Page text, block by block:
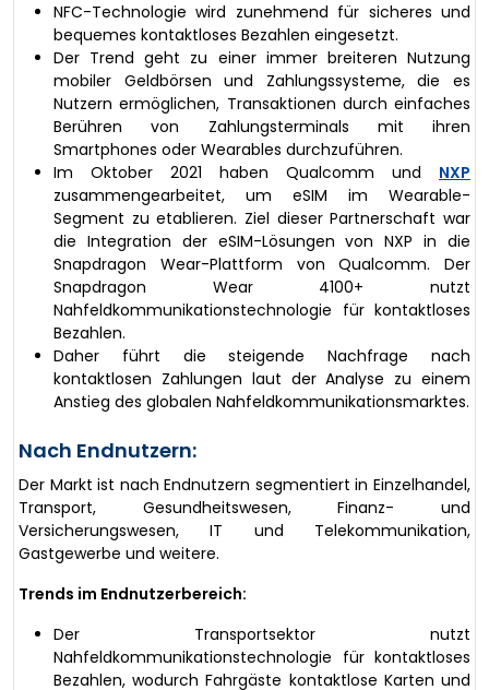
NFC-Technologie wird zunehmend für sicheres und
bequemes kontaktloses Bezahlen eingesetzt.
Der Trend geht zu einer immer breiteren Nutzung
mobiler Geldbörsen und Zahlungssysteme, die es
Nutzern ermöglichen, Transaktionen durch einfaches
Berühren von Zahlungsterminals mit ihren
Smartphones oder Wearables durchzuführen.
Im Oktober 2021 haben Qualcomm und NXP
zusammengearbeitet, um eSIM im Wearable-
Segment zu etablieren. Ziel dieser Partnerschaft war
die Integration der eSIM-Lösungen von NXP in die
Snapdragon Wear-Plattform von Qualcomm. Der
Snapdragon Wear 4100+ nutzt
Nahfeldkommunikationstechnologie für kontaktloses
Bezahlen.
Daher führt die steigende Nachfrage nach
kontaktlosen Zahlungen laut der Analyse zu einem
Anstieg des globalen Nahfeldkommunikationsmarktes.
Nach Endnutzern:
Der Markt ist nach Endnutzern segmentiert in Einzelhandel,
Transport, Gesundheitswesen, Finanz- und
Versicherungswesen, IT und Telekommunikation,
Gastgewerbe und weitere.
Trends im Endnutzerbereich:
Der Transportsektor nutzt
Nahfeldkommunikationstechnologie für kontaktloses
Bezahlen, wodurch Fahrgäste kontaktlose Karten und